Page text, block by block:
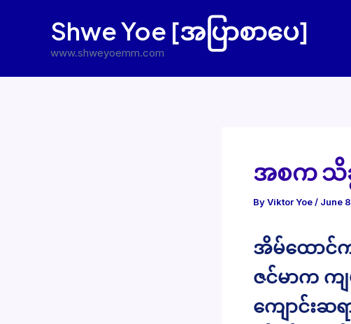
Shwe Yoe [အပြာစာပေ]
www.shweyoemm.com
အစက သိ
ByViktor Yoe/ June
အိမ်ထောင်က
ဇင်မာက က
ကျောင်း